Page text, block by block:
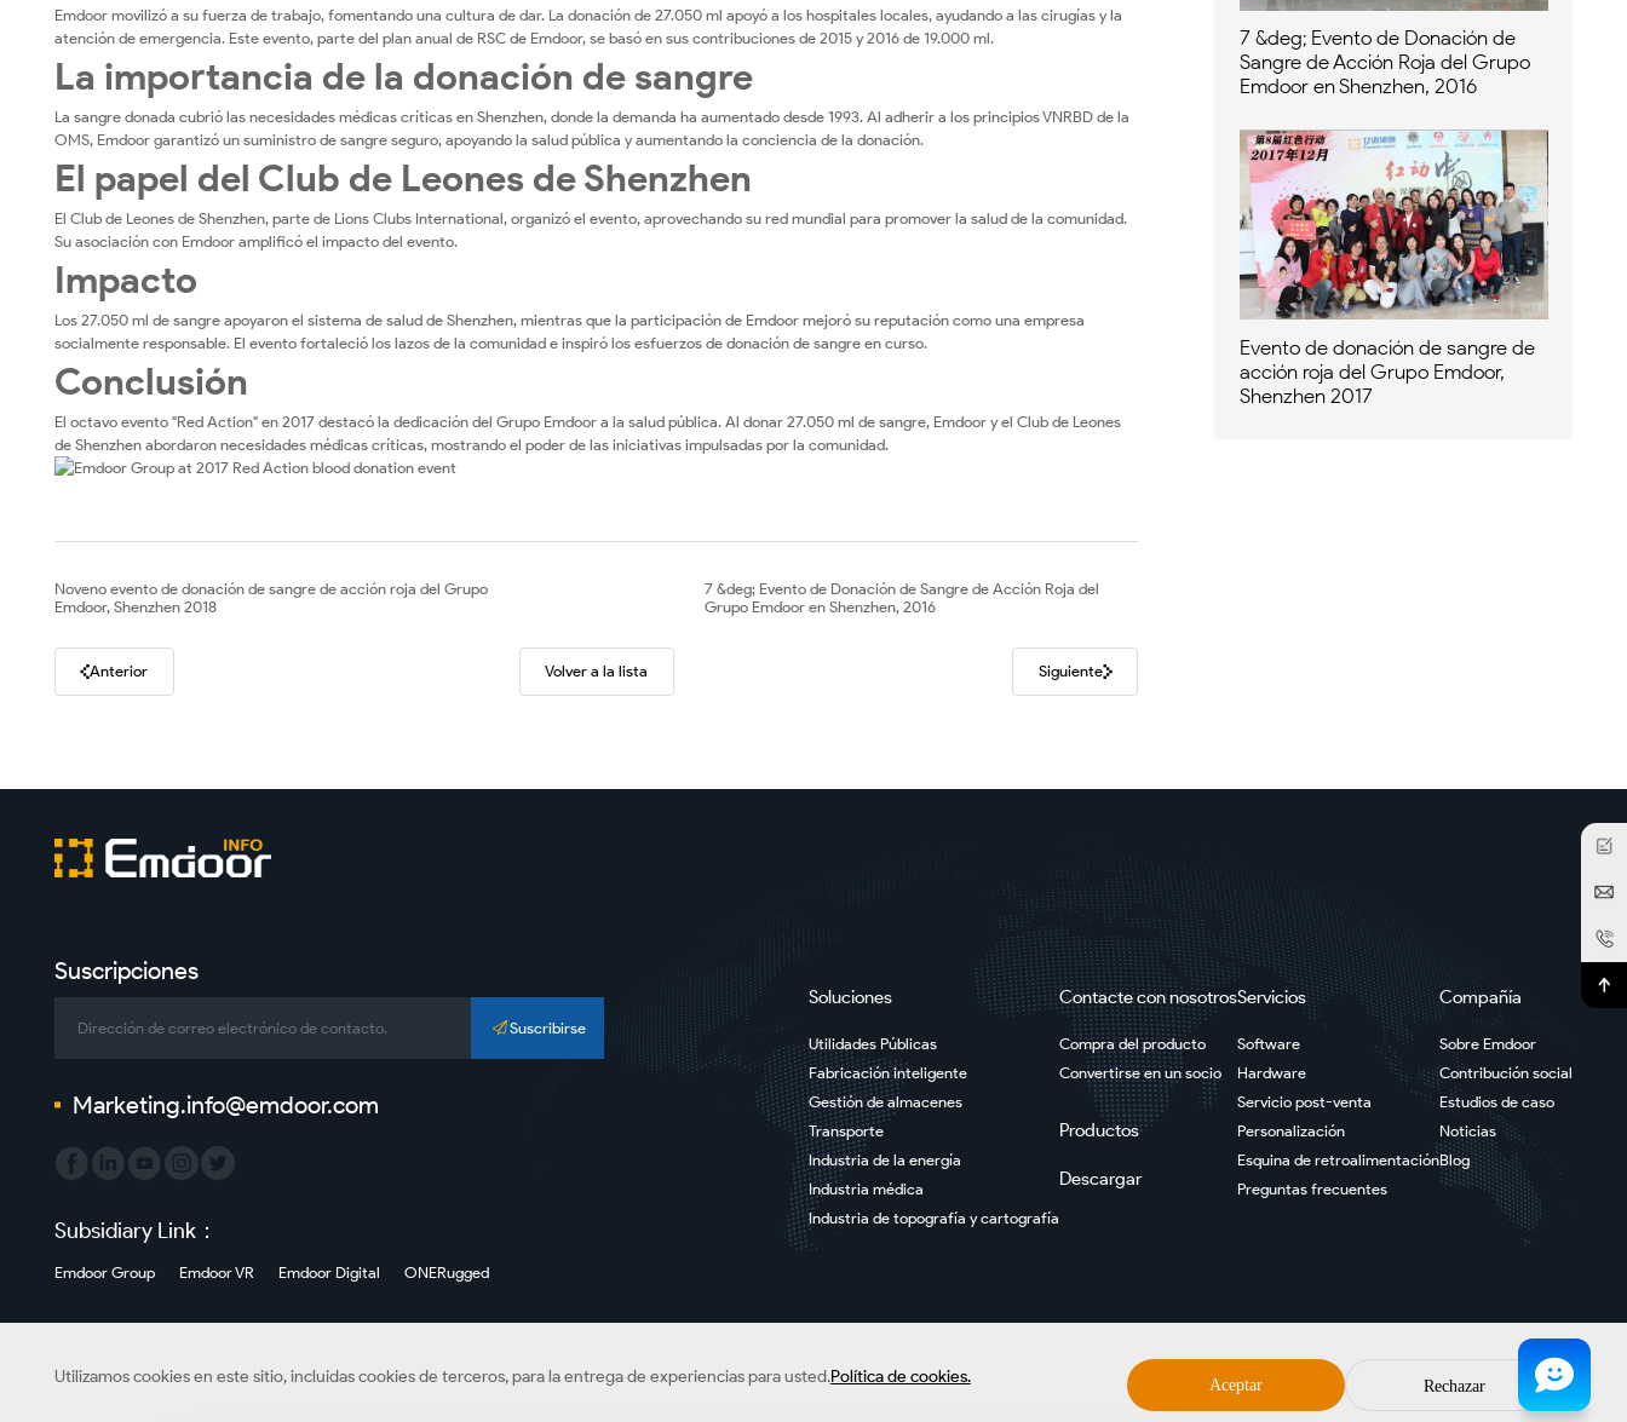
Emdoor movilizó a su fuerza de trabajo, fomentando una cultura de dar. La donación de 27.050 ml apoyó a los hospitales locales, ayudando a las cirugías y la
atención de emergencia. Este evento, parte del plan anual de RSC de Emdoor, se basó en sus contribuciones de 2015 y 2016 de 19.000 ml.
La importancia de la donación de sangre
La sangre donada cubrió las necesidades médicas críticas en Shenzhen, donde la demanda ha aumentado desde 1993. Al adherir a los principios VNRBD de la
OMS, Emdoor garantizó un suministro de sangre seguro, apoyando la salud pública y aumentando la conciencia de la donación.
El papel del Club de Leones de Shenzhen
El Club de Leones de Shenzhen, parte de Lions Clubs International, organizó el evento, aprovechando su red mundial para promover la salud de la comunidad.
Su asociación con Emdoor amplificó el impacto del evento.
Impacto
Los 27.050 ml de sangre apoyaron el sistema de salud de Shenzhen, mientras que la participación de Emdoor mejoró su reputación como una empresa
socialmente responsable. El evento fortaleció los lazos de la comunidad e inspiró los esfuerzos de donación de sangre en curso.
Conclusión
El octavo evento "Red Action" en 2017 destacó la dedicación del Grupo Emdoor a la salud pública. Al donar 27.050 ml de sangre, Emdoor y el Club de Leones
de Shenzhen abordaron necesidades médicas críticas, mostrando el poder de las iniciativas impulsadas por la comunidad.
Noveno evento de donación de sangre de acción roja del Grupo
Emdoor, Shenzhen 2018
Anterior Volver a la lista
7 &deg; Evento de Donación de Sangre de Acción Roja del
Grupo Emdoor en Shenzhen, 2016
Siguiente
7 &deg; Evento de Donación de
Sangre de Acción Roja del Grupo
Emdoor en Shenzhen, 2016
Evento de donación de sangre de
acción roja del Grupo Emdoor,
Shenzhen 2017
Suscripciones
Suscribirse
Marketing.info@emdoor.com
Soluciones
Utilidades Públicas
Fabricación inteligente
Gestión de almacenes
Transporte
Industria de la energía
Industria médica
Industria de topografía y cartografía
Contacte con nosotros
Compra del producto
Convertirse en un socio
Productos
Descargar
Servicios
Software
Hardware
Servicio post-venta
Personalización
Esquina de retroalimentación
Preguntas frecuentes
Compañía
Sobre Emdoor
Contribución social
Estudios de caso
Noticias
Blog
Subsidiary Link：
Emdoor Group Emdoor VR Emdoor Digital ONERugged
Derechos de autor©Información de Emdoor Co., Ltd. Todos los derechos reservados. SitemapPolítica de privacidad Descargo de responsabilidad
Utilizamos cookies en este sitio, incluidas cookies de terceros, para la entrega de experiencias para usted.Política de cookies. Aceptar Rechazar